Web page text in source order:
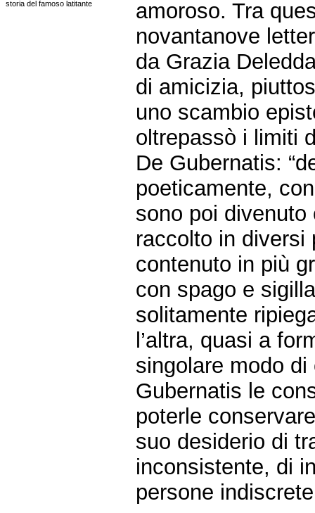
storia del famoso latitante
amoroso. Tra
novantanove
da Grazia
di amicizia,
uno scambio
oltrepassò i limiti
De Gubernatis:
poeticamente,
sono poi divenuto
raccolto in diversi
contenuto in più
con spago e
solitamente
l’altra, quasi a
singolare modo
Gubernatis le
poterle
suo desiderio di
inconsistente, di
persone